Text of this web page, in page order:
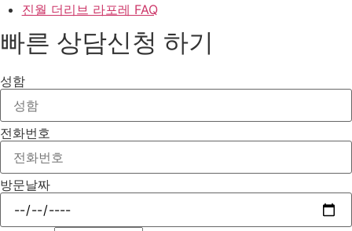
진월 더리브 라포레 FAQ
빠른 상담신청 하기
성함
전화번호
방문날짜